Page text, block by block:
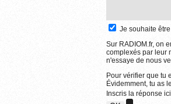
Je souhaite
Sur RADIOM.fr, on
complexés par leur
n'essaye de nous
Pour vérifier que tu
Évidemment, tu as
Inscris la réponse